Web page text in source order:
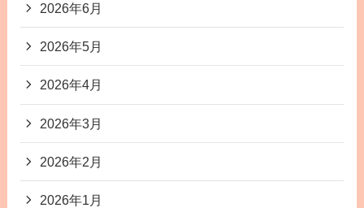
2026年6月
2026年5月
2026年4月
2026年3月
2026年2月
2026年1月